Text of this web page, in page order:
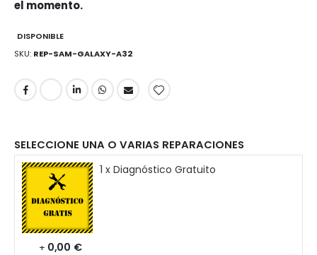
el momento.
DISPONIBLE
SKU REP-SAM-GALAXY-A32
SELECCIONE UNA O VARIAS REPARACIONES
1 x Diagnóstico Gratuito
+ 0,00 €